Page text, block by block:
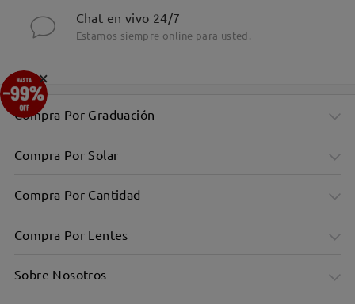
Chat en vivo 24/7
Estamos siempre online para usted.
Compra Por Graduación
Compra Por Solar
Compra Por Cantidad
Compra Por Lentes
Sobre Nosotros
×